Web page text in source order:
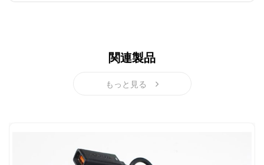
関連製品
もっと見る